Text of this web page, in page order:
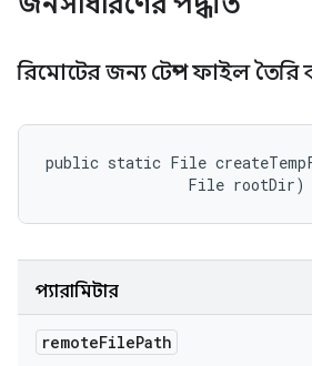
রিমোটের জন্য টেম্প ফাইল
public static File
                File rootDir)
প্যারামিটার
remoteFilePath